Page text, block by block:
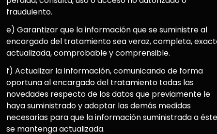
fraudulento.
e) Garantizar que la información que se suministre al
encargado del tratamiento sea veraz, completa,
actualizada, comprobable y comprensible.
f) Actualizar la información, comunicando de forma
oportuna al encargado del tratamiento todas las
novedades respecto de los datos que previamente le
haya suministrado y adoptar las demás medidas
necesarias para que la información suministrada a éste
se mantenga actualizada.